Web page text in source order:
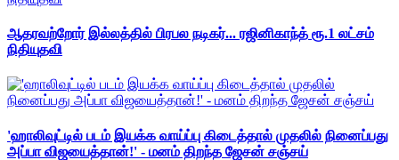
ஆதரவற்றோர் இல்லத்தில் பிரபல நடிகர்... ரஜினிகாந்த் ரூ.1 லட்சம்
நிதியுதவி
'ஹாலிவுட்டில் படம் இயக்க வாய்ப்பு கிடைத்தால் முதலில் நினைப்பது
அப்பா விஜயைத்தான்!' - மனம் திறந்த ஜேசன் சஞ்சய்